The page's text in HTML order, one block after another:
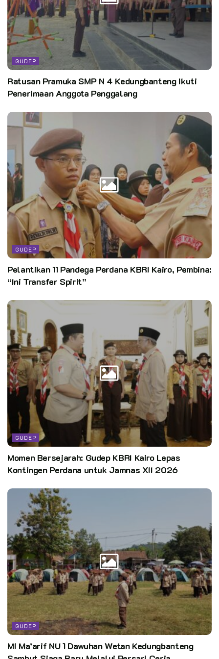
Editor: Pusdatin Kwarnas
Kata Kunci:
Mengapa?
Puluhan Pramuka Penegak Berkumpul Di Koramil 15/Gubug
GUDEP
Ratusan Pramuka SMP N 4 Kedungbanteng Ikuti
Penerimaan Anggota Penggalang
GUDEP
Pelantikan 11 Pandega Perdana KBRI Kairo, Pembina:
“Ini Transfer Spirit”
GUDEP
Momen Bersejarah: Gudep KBRI Kairo Lepas
Kontingen Perdana untuk Jamnas XII 2026
GUDEP
MI Ma’arif NU 1 Dawuhan Wetan Kedungbanteng